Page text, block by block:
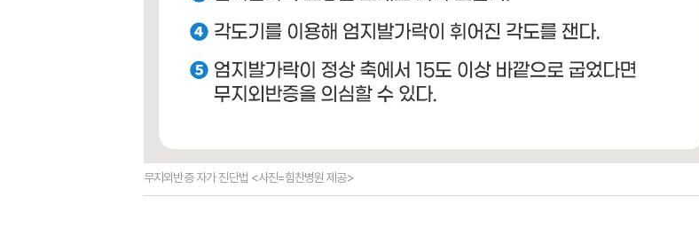
무지외반증 자가 진단법 <사진=힘찬병원 제공>